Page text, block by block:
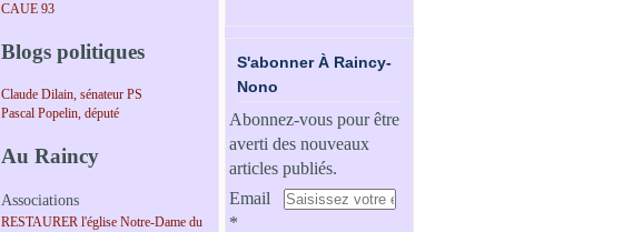
CAUE 93
Blogs politiques
Claude Dilain, sénateur PS
Pascal Popelin, député
Au Raincy
Associations
RESTAURER l'église Notre-Dame du
S'abonner À Raincy-
Nono
Abonnez-vous pour être
averti des nouveaux
articles publiés.
Email